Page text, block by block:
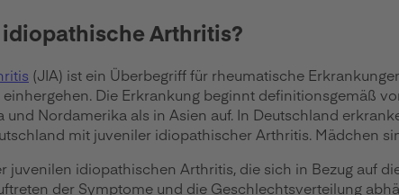
Arthritis?
(JIA) ist ein Überbegriff für rheumatische
Die Erkrankung beginnt definitionsgemäß
Nordamerika als in Asien auf. In Deutschland
mit juveniler idiopathischer Arthritis. Mädchen
juvenilen idiopathischen Arthritis, die sich in Bezug auf
der Symptome und die Geschlechtsverteilung